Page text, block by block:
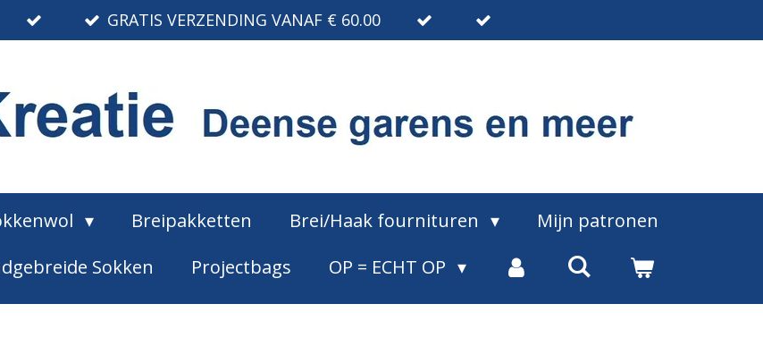
GRATIS VERZENDING VANAF € 60.00
Breipakketten Brei/Haak fournituren
Mijn patronen
Sokken Projectbags OP = ECHT OP